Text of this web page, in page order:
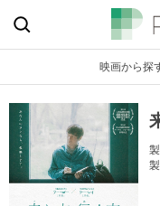
映画から探